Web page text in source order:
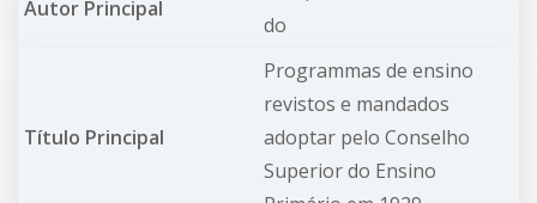
Autor Principal
do
Título Principal
Programmas de ensino
revistos e mandados
adoptar pelo Conselho
Superior do Ensino